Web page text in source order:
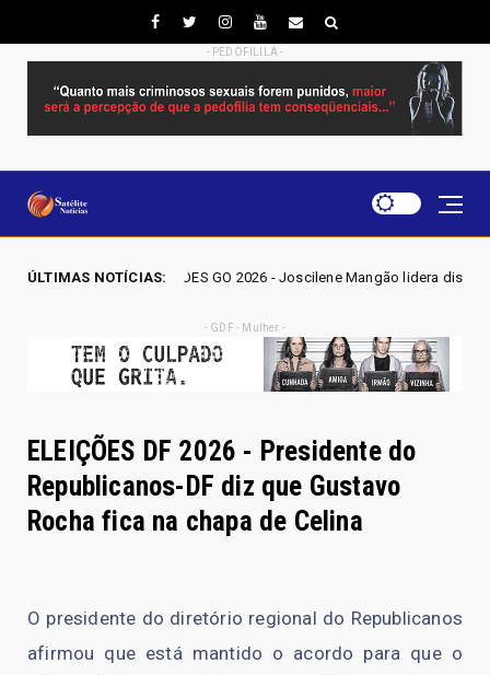
- PEDOFILILA -
ÚLTIMAS NOTÍCIAS:
GO 2026 - Joscilene Mangão lidera disputa por vaga na Alego em
- GDF - Mulher -
ELEIÇÕES DF 2026 - Presidente do
Republicanos-DF diz que Gustavo
Rocha fica na chapa de Celina
O presidente do diretório regional do Republicanos
afirmou que está mantido o acordo para que o